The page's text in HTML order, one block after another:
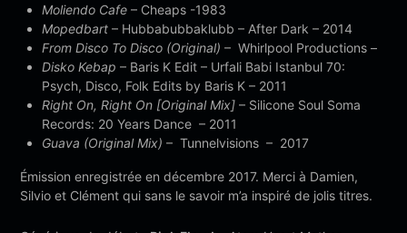
Moliendo Cafe – Cheaps -1983
Mopedbart – Hubbabubbaklubb – After Dark – 2014
From Disco To Disco (Original) – Whirlpool Productions –
Disko Kebap – Baris K Edit – Urfali Babi Istanbul 70:
Psych, Disco, Folk Edits by Baris K – 2011
Right On, Right On [Original Mix] – Silicone Soul Soma
Records: 20 Years Dance – 2011
Guava (Original Mix) – Tunnelvisions – 2017
Émission enregistrée en décembre 2017. Merci à Damien,
Silvio et Clément qui sans le savoir m’a inspiré de jolis titres.